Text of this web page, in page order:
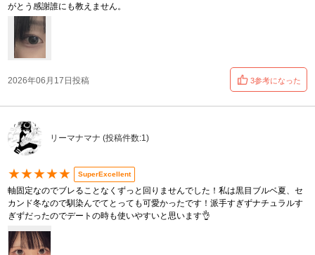
がとう感謝誰にも教えません。
2026年06月17日投稿 3参考になった
リーマナマナ (投稿件数:1)
★★★★★ SuperExcellent
軸固定なのでブレることなくずっと回りませんでした！私は黒目ブルベ夏、セ
カンド冬なので馴染んでてとっても可愛かったです！派手すぎずナチュラルす
ぎずだったのでデートの時も使いやすいと思います👌